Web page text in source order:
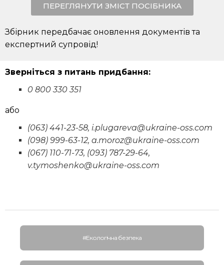
ПЕРЕГЛЯНУТИ ЗМІСТ ПОСІБНИКА
Збірник передбачає оновлення документів та
експертний супровід!
Зверніться з питань придбання:
0 800 330 351
або
(063) 441-23-58, i.plugareva@ukraine-oss.com
(098) 999-63-12, a.moroz@ukraine-oss.com
(067) 110-71-73, (093) 787-29-64,
v.tymoshenko@ukraine-oss.com
#Екологічна безпека